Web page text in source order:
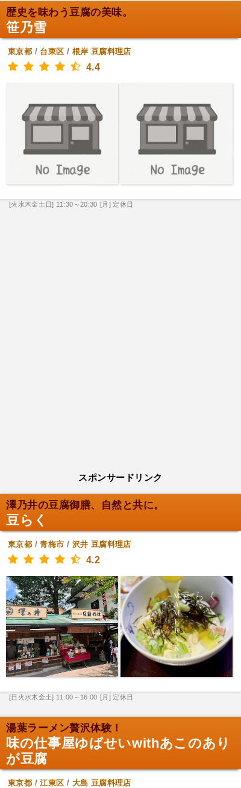
歴史を味わう豆腐の美味。
笹乃雪
東京都 / 台東区 / 根岸 豆腐料理店
4.4
[火水木金土日] 11:30～20:30 [月] 定休日
スポンサードリンク
澤乃井の豆腐御膳、自然と共に。
豆らく
東京都 /青梅市 / 沢井 豆腐料理店
4.2
[日火水木金土] 11:00～16:00 [月] 定休日
湯葉ラーメン贅沢体験！
味の仕事屋ゆばせいwithあこのあり
が豆腐
東京都 /江東区 / 大島 豆腐料理店